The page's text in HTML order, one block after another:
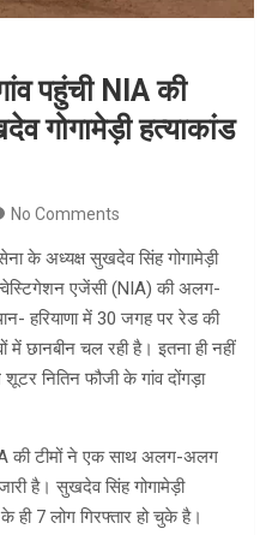
पहुंची NIA की
गोगामेड़ी हत्याकांड
No Comments
के अध्यक्ष सुखदेव सिंह गोगामेड़ी
एजेंसी (NIA) की अलग-
हरियाणा में 30 जगह पर रेड की
छानबीन चल रही है। इतना ही नहीं
नितिन फौजी के गांव दोंगड़ा
की टीमों ने एक साथ अलग-अलग
है। सुखदेव सिंह गोगामेड़ी
ही 7 लोग गिरफ्तार हो चुके है।